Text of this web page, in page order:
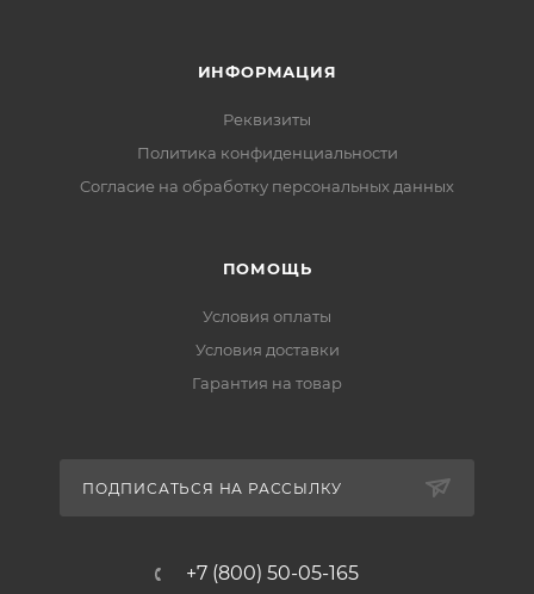
ИНФОРМАЦИЯ
Реквизиты
Политика конфиденциальности
Cогласие на обработку персональных данных
ПОМОЩЬ
Условия оплаты
Условия доставки
Гарантия на товар
ПОДПИСАТЬСЯ НА РАССЫЛКУ
+7 (800) 50-05-165